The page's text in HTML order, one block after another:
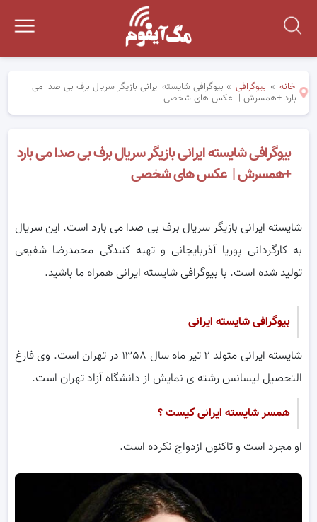
خانه » بیوگرافی » بیوگرافی شایسته ایرانی بازیگر سریال برف بی صدا می
بارد +همسرش | عکس های شخصی
بیوگرافی شایسته ایرانی بازیگر سریال برف بی صدا می بارد
+همسرش | عکس های شخصی
شایسته ایرانی بازیگر سریال برف بی صدا می بارد است. این سریال
به کارگردانی پوریا آذربایجانی و تهیه کنندگی محمدرضا شفیعی
تولید شده است. با بیوگرافی شایسته ایرانی همراه ما باشید.
بیوگرافی شایسته ایرانی
شایسته ایرانی متولد ۲ تیر ماه سال ۱۳۵۸ در تهران است. وی فارغ
التحصیل لیسانس رشته ی نمایش از دانشگاه آزاد تهران است.
همسر شایسته ایرانی کیست ؟
او مجرد است و تاکنون ازدواج نکرده است.